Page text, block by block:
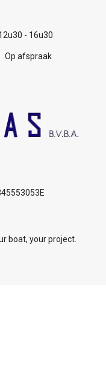
- 16u30
afspraak
boat, your project.